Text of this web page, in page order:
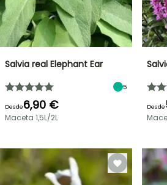
Salvia real Elephant Ear
5
Desde6,90 €
Maceta 1,5L/2L
Desde